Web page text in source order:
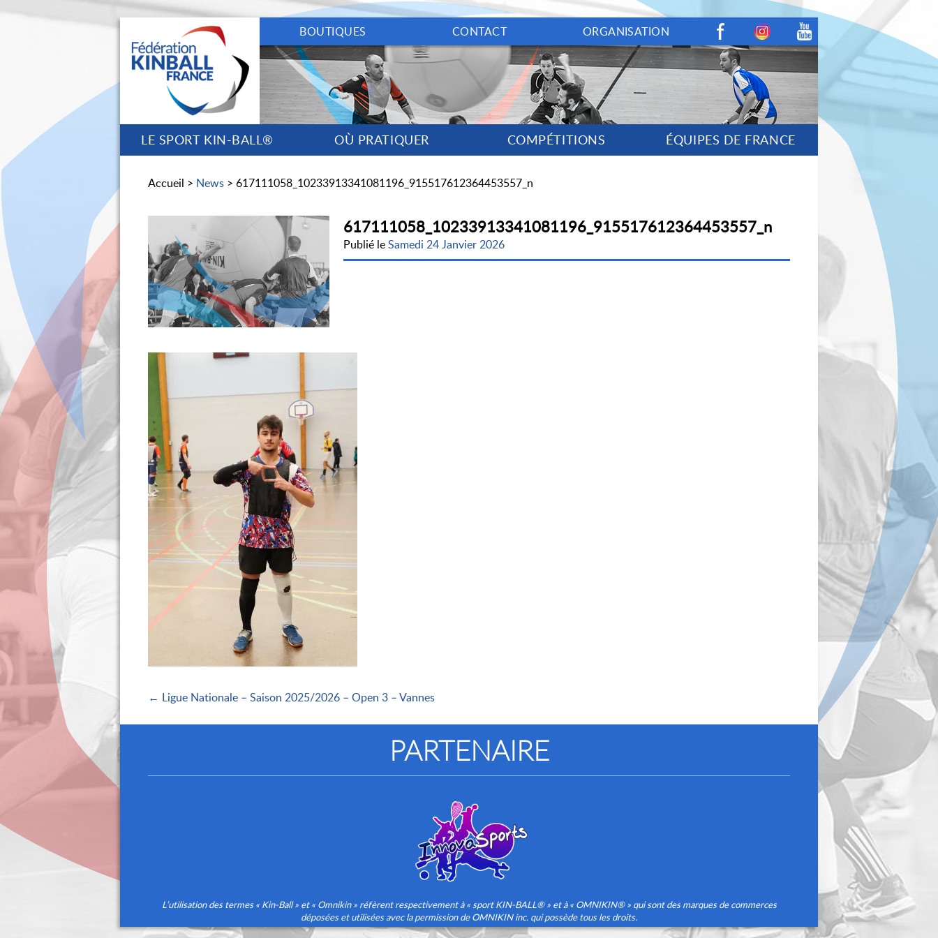
BOUTIQUES CONTACT ORGANISATION
LE SPORT KIN-BALL® OÙ PRATIQUER COMPÉTITIONS ÉQUIPES DE FRANCE
FacebookInstagramYoutube
Accueil > News > 617111058_10233913341081196_915517612364453557_n
617111058_10233913341081196_915517612364453557_n
Publié leSamedi 24 Janvier 2026
← Ligue Nationale – Saison 2025/2026 – Open 3 – Vannes
PARTENAIRE
L’utilisation des termes « Kin-Ball » et « Omnikin » réfèrent respectivement à « sport KIN-BALL® » et à « OMNIKIN® » qui sont des marques de commerces
déposées et utilisées avec la permission de OMNIKIN inc. qui possède tous les droits.